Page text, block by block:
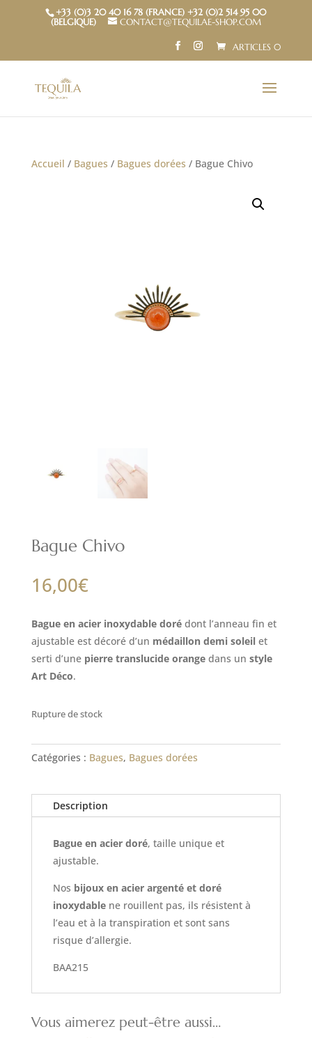
+33 (0)3 20 40 16 78 (FRANCE) +32 (0)2 514 95 00
(BELGIQUE)
CONTACT@TEQUILAE-SHOP.COM
ARTICLES 0
Accueil / Bagues / Bagues dorées / Bague Chivo
Bague Chivo
16,00€
Bague en acier inoxydable dorédont l’anneau fin et
ajustable est décoré d’un médaillon demi soleilet
serti d’une pierre translucide orangedans un style
Art Déco.
Rupture de stock
Catégories : Bagues, Bagues dorées
Description
Bague en acier doré, taille unique et
ajustable.
Nos bijoux en acier argenté et doré
inoxydablene rouillent pas, ils résistent à
l’eau et à la transpiration et sont sans
risque d’allergie.
BAA215
Vous aimerez peut-être aussi…